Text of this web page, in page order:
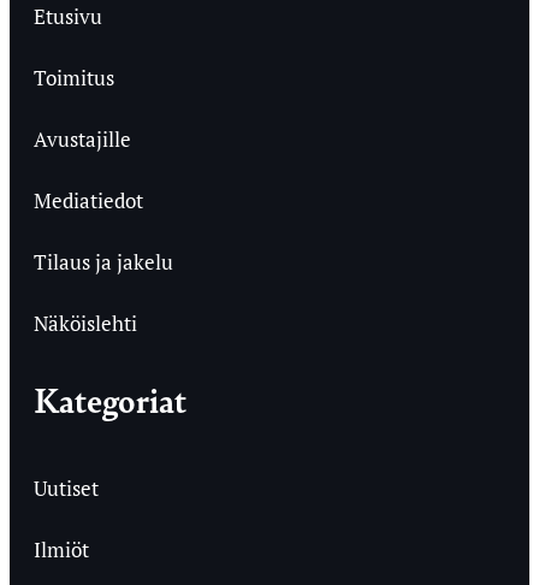
Etusivu
Toimitus
Avustajille
Mediatiedot
Tilaus ja jakelu
Näköislehti
Kategoriat
Uutiset
Ilmiöt